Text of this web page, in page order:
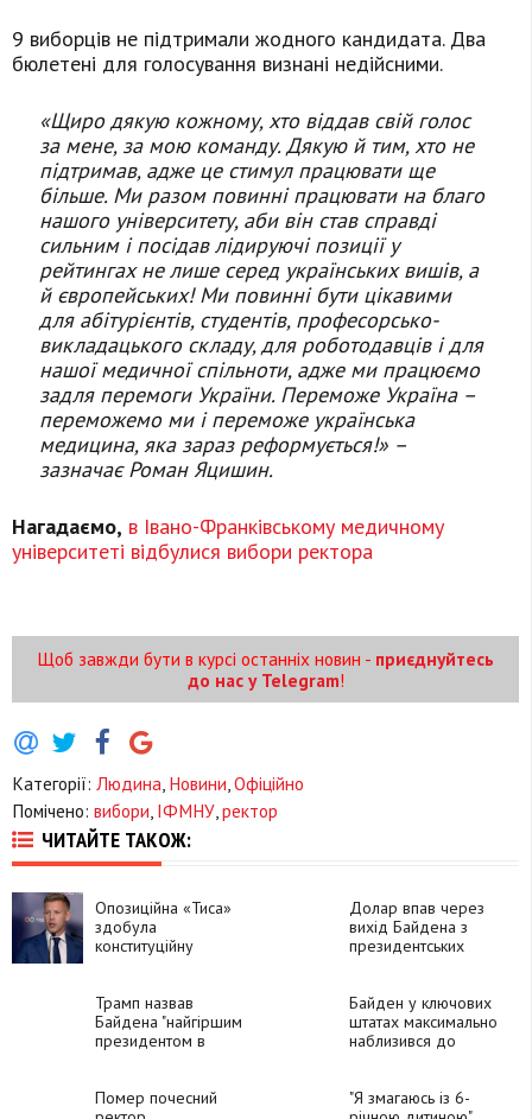
9 виборців не підтримали жодного кандидата. Два
бюлетені для голосування визнані недійсними.
«Щиро дякую кожному, хто віддав свій голос
за мене, за мою команду. Дякую й тим, хто не
підтримав, адже це стимул працювати ще
більше. Ми разом повинні працювати на благо
нашого університету, аби він став справді
сильним і посідав лідируючі позиції у
рейтингах не лише серед українських вишів, а
й європейських! Ми повинні бути цікавими
для абітурієнтів, студентів, професорсько-
викладацького складу, для роботодавців і для
нашої медичної спільноти, адже ми працюємо
задля перемоги України. Переможе Україна –
переможемо ми і переможе українська
медицина, яка зараз реформується!» –
зазначає Роман Яцишин.
Нагадаємо, в Івано-Франківському медичному
університеті відбулися вибори ректора
Щоб завжди бути в курсі останніх новин - приєднуйтесь
до нас у Telegram!
Категорії: Людина, Новини,Офіційно
Помічено: вибори, ІФМНУ,ректор
ЧИТАЙТЕ ТАКОЖ:
Опозиційна «Тиса»
здобула
конституційну
Долар впав через
вихід Байдена з
президентських
Трамп назвав
Байдена "найгіршим
президентом в
вихід з виборів
Байден у ключових
штатах максимально
наблизився до
Помер почесний
"Я змагаюсь із 6-